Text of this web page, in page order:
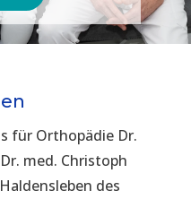
für Orthopädie Dr.
med. Christoph
des